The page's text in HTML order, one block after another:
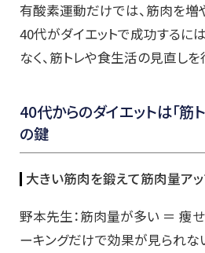
有酸素運動だけでは、筋肉を増
40代がダイエットで成功するに
なく、筋トレや食生活の見直しを
40代からのダイエットは「筋
の鍵
大きい筋肉を鍛えて筋肉量ア
野本先生：筋肉量が多い ＝ 痩せ
ーキングだけで効果が見られない